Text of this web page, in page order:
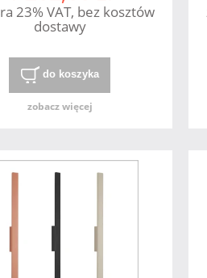
23% VAT, bez kosztów
dostawy
do koszyka
zobacz więcej